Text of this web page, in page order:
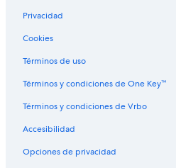
Hoteles con spa en Erfurt
Hoteles para ir de compras en Erfurt
Hoteles de Victor's en Erfurt
Privacidad
Cookies
Términos de uso
Términos y condiciones de One Key™
Términos y condiciones de Vrbo
Accesibilidad
Opciones de privacidad